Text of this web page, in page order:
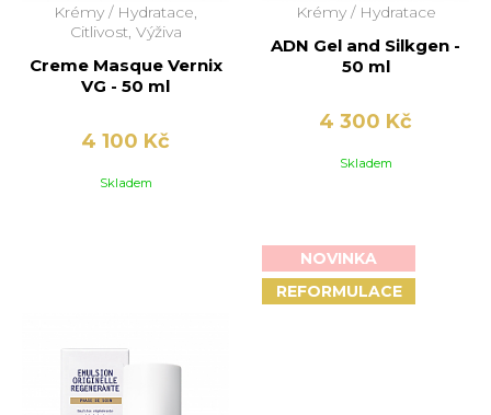
Krémy / Hydratace,
Citlivost, Výživa
Creme Masque Vernix
VG - 50 ml
4 100 Kč
Skladem
Krémy / Hydratace
ADN Gel and Silkgen -
50 ml
4 300 Kč
Skladem
NOVINKA
REFORMULACE